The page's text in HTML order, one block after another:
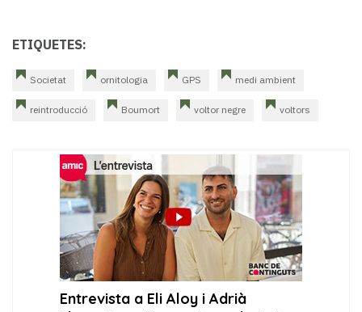
ETIQUETES:
Societat ornitologia GPS medi ambient
reintroducció Boumort voltor negre voltors